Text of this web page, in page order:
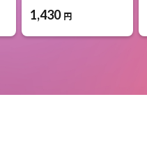
1,430 円